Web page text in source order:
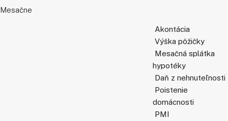
Mesačne
Akontácia
Výška pôžičky
Mesačná splátka
hypotéky
Daň z nehnuteľnosti
Poistenie
domácnosti
PMI